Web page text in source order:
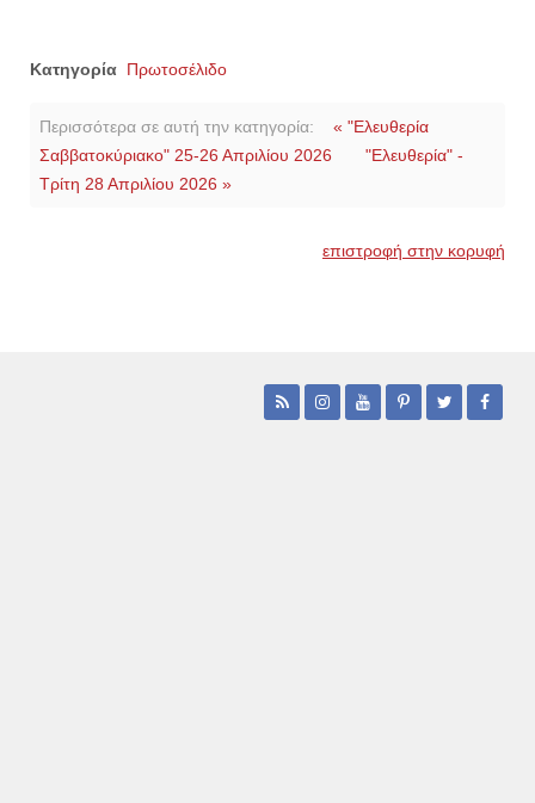
Κατηγορία Πρωτοσέλιδο
Περισσότερα σε αυτή την κατηγορία:
« "Ελευθερία
Σαββατοκύριακο" 25-26 Απριλίου 2026
"Ελευθερία" -
Τρίτη 28 Απριλίου 2026 »
επιστροφή στην κορυφή